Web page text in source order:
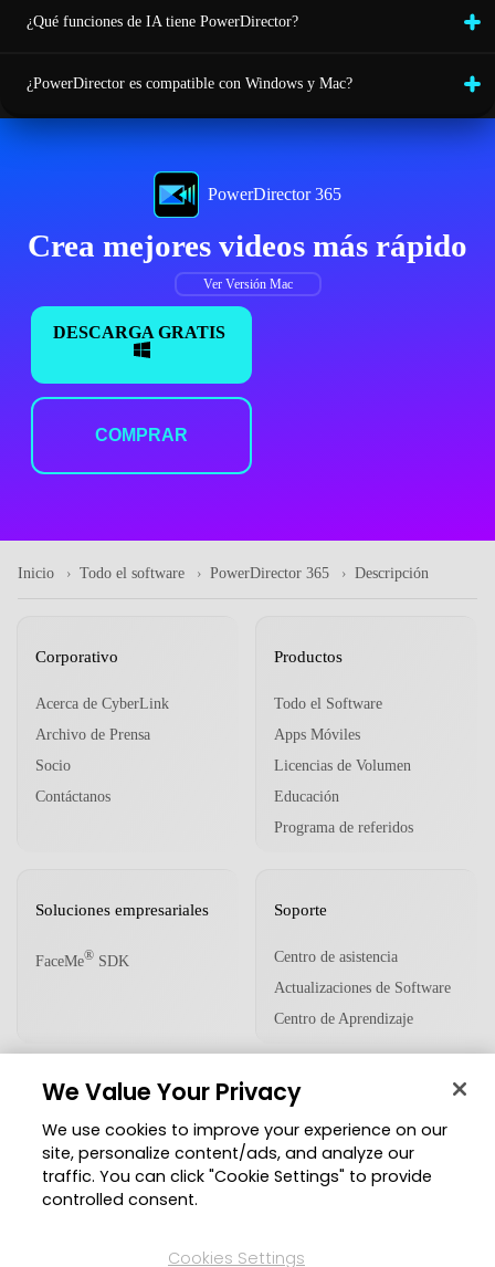
¿Qué funciones de IA tiene PowerDirector?
¿PowerDirector es compatible con Windows y Mac?
PowerDirector 365
Crea mejores videos más rápido
Ver Versión Mac
DESCARGA GRATIS
COMPRAR
Inicio Todo el software PowerDirector 365 Descripción
Corporativo
Acerca de CyberLink
Archivo de Prensa
Socio
Contáctanos
Productos
Todo el Software
Apps Móviles
Licencias de Volumen
Educación
Programa de referidos
Soluciones empresariales
FaceMe® SDK
Soporte
Centro de asistencia
Actualizaciones de Software
Centro de Aprendizaje
Comunidad
Zona de Miembros
Blog
We Value Your Privacy
We use cookies to improve your experience on our
site, personalize content/ads, and analyze our
traffic. You can click "Cookie Settings" to provide
controlled consent.
Cookies Settings